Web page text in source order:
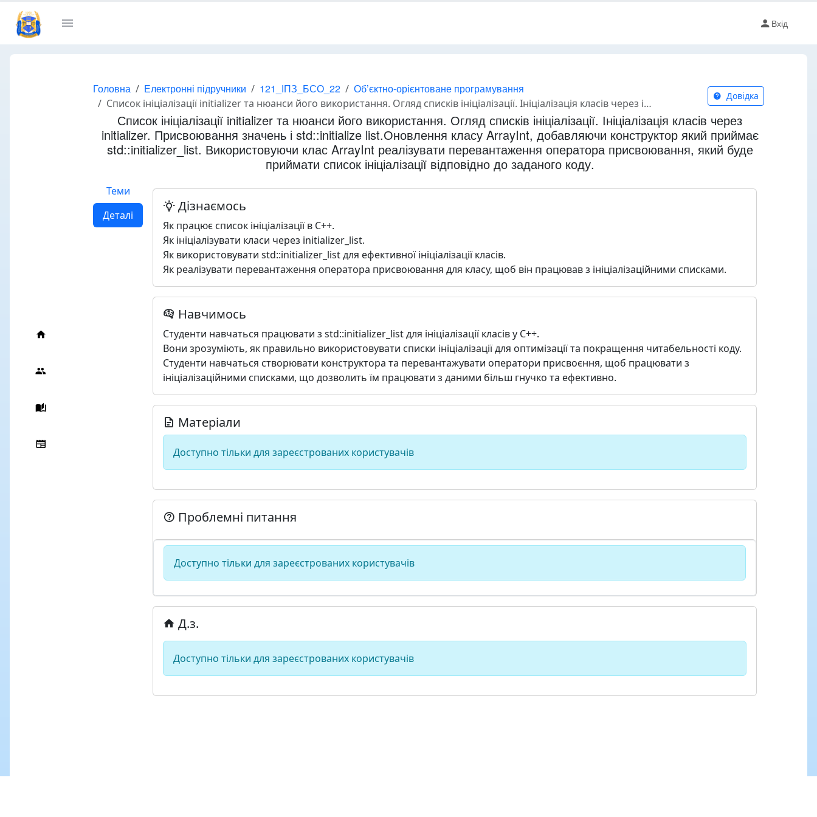
Вхід
Головна Електронні підручники 121_ІПЗ_БСО_22 Об’єктно-орієнтоване програмування
Список ініціалізації initializer та нюанси його використання. Огляд списків ініціалізації. Ініціалізація класів через initializer. Присвоювання значень і std::initialize list.Оновлення класу ArrayInt, добавляючи конструктор який приймає std::initializer_list. Використовуючи клас ArrayInt реалізувати перевантаження оператора присвоювання, який буде приймати список ініціалізації відповідно до заданого коду.
Довідка
Список ініціалізації initializer та нюанси його використання. Огляд списків ініціалізації. Ініціалізація класів через
initializer. Присвоювання значень і std::initialize list.Оновлення класу ArrayInt, добавляючи конструктор який приймає
std::initializer_list. Використовуючи клас ArrayInt реалізувати перевантаження оператора присвоювання, який буде
приймати список ініціалізації відповідно до заданого коду.
Теми
Деталі
Дізнаємось
Як працює список ініціалізації в C++.
Як ініціалізувати класи через initializer_list.
Як використовувати std::initializer_list для ефективної ініціалізації класів.
Як реалізувати перевантаження оператора присвоювання для класу, щоб він працював з ініціалізаційними списками.
Навчимось
Студенти навчаться працювати з std::initializer_list для ініціалізації класів у C++.
Вони зрозуміють, як правильно використовувати списки ініціалізації для оптимізації та покращення читабельності коду.
Студенти навчаться створювати конструктора та перевантажувати оператори присвоєння, щоб працювати з
ініціалізаційними списками, що дозволить їм працювати з даними більш гнучко та ефективно.
Матеріали
Доступно тільки для зареєстрованих користувачів
Проблемні питання
Доступно тільки для зареєстрованих користувачів
Д.з.
Доступно тільки для зареєстрованих користувачів